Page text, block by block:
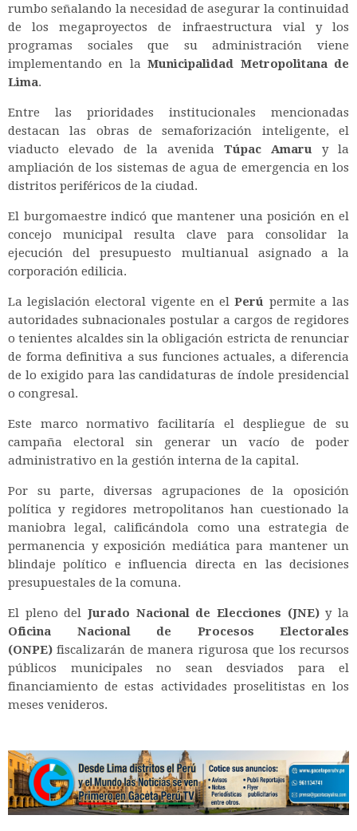
rumbo señalando la necesidad de asegurar la continuidad
de los megaproyectos de infraestructura vial y los
programas sociales que su administración viene
implementando en laMunicipalidad Metropolitana de
Lima.
Entre las prioridades institucionales mencionadas
destacan las obras de semaforización inteligente, el
viaducto elevado de la avenida Túpac Amaru y la
ampliación de los sistemas de agua de emergencia en los
distritos periféricos de la ciudad.
El burgomaestre indicó que mantener una posición en el
concejo municipal resulta clave para consolidar la
ejecución del presupuesto multianual asignado a la
corporación edilicia.
La legislación electoral vigente en elPerú permite a las
autoridades subnacionales postular a cargos de regidores
o tenientes alcaldes sin la obligación estricta de renunciar
de forma definitiva a sus funciones actuales, a diferencia
de lo exigido para las candidaturas de índole presidencial
o congresal.
Este marco normativo facilitaría el despliegue de su
campaña electoral sin generar un vacío de poder
administrativo en la gestión interna de la capital.
Por su parte, diversas agrupaciones de la oposición
política y regidores metropolitanos han cuestionado la
maniobra legal, calificándola como una estrategia de
permanencia y exposición mediática para mantener un
blindaje político e influencia directa en las decisiones
presupuestales de la comuna.
El pleno del Jurado Nacional de Elecciones (JNE)y la
Oficina Nacional de Procesos Electorales
(ONPE) fiscalizarán de manera rigurosa que los recursos
públicos municipales no sean desviados para el
financiamiento de estas actividades proselitistas en los
meses venideros.